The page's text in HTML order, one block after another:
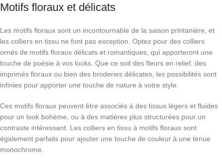
Motifs floraux et délicats
Les motifs floraux sont un incontournable de la saison printanière, et
les colliers en tissu ne font pas exception. Optez pour des colliers
ornés de motifs floraux délicats et romantiques, qui apporteront une
touche de poésie à vos looks. Que ce soit des fleurs en relief, des
imprimés floraux ou bien des broderies délicates, les possibilités sont
infinies pour apporter une touche de nature à votre style.
Ces motifs floraux peuvent être associés à des tissus légers et fluides
pour un look bohème, ou à des matières plus structurées pour un
contraste intéressant. Les colliers en tissu à motifs floraux sont
également parfaits pour ajouter une touche de couleur à une tenue
monochrome.